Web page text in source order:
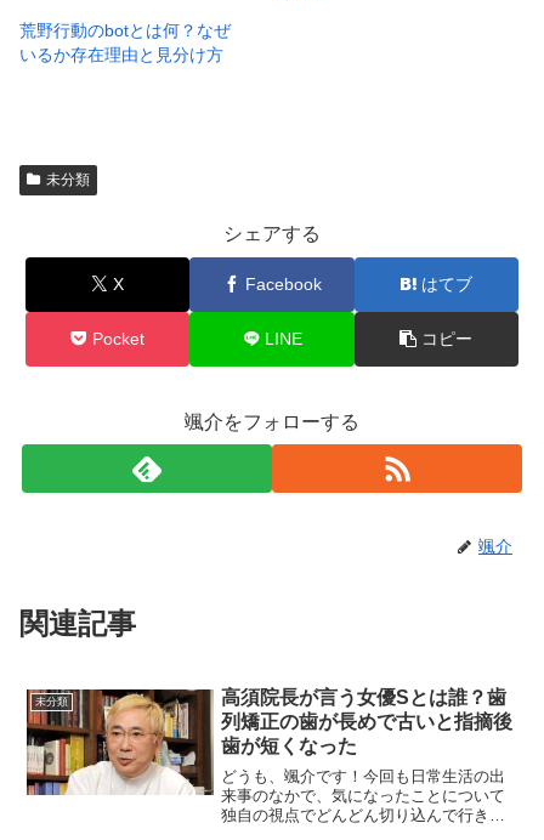
荒野行動のbotとは何？なぜ
いるか存在理由と見分け方
未分類
シェアする
X Facebook はてブ
Pocket LINE コピー
颯介をフォローする
颯介
関連記事
未分類
高須院長が言う女優Sとは誰？歯
列矯正の歯が長めで古いと指摘後
歯が短くなった
どうも、颯介です！今回も日常生活の出
来事のなかで、気になったことについて
独自の視点でどんどん切り込んで行きた